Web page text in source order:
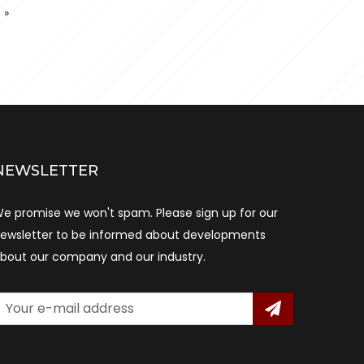
»
promise we won't spam. Please sign up for our
to be informed about developments
our company and our industry.